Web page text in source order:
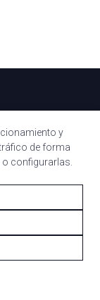
y
de forma
configurarlas.